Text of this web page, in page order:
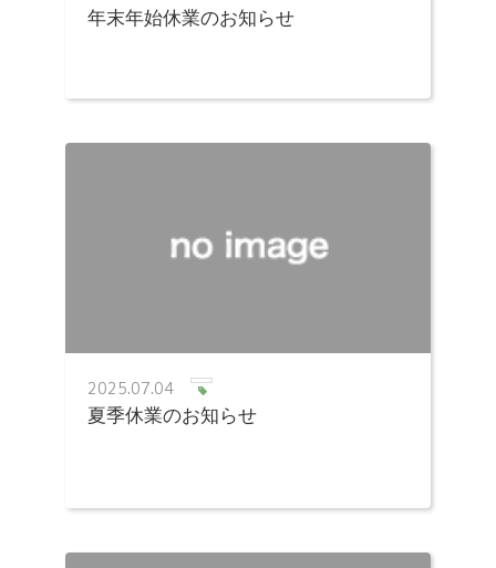
年末年始休業のお知らせ
2025.07.04
夏季休業のお知らせ